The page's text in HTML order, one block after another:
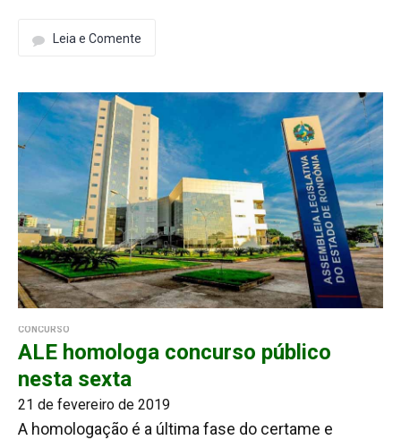
Leia e Comente
CONCURSO
ALE homologa concurso público
nesta sexta
21 de fevereiro de 2019
A homologação é a última fase do certame e